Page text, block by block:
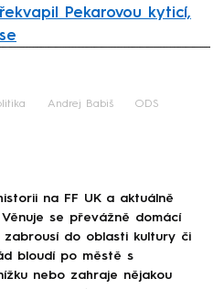
Pekarovou kyticí,
Andrej Babiš ODS
na FF UK a aktuálně
Věnuje se převážně domácí
do oblasti kultury či
bloudí po městě s
nebo zahraje nějakou